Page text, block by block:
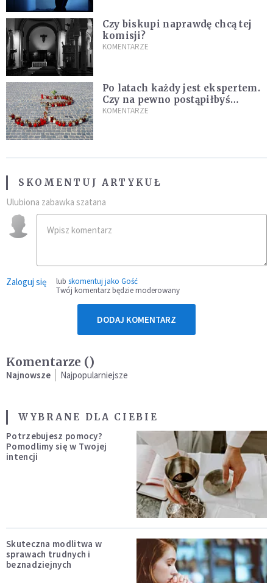
Czy biskupi naprawdę chcą tej
komisji?
KOMENTARZE
Po latach każdy jest ekspertem.
Czy na pewno postąpiłbyś
inaczej?
KOMENTARZE
SKOMENTUJ ARTYKUŁ
Ulubiona zabawka szatana
Zaloguj się lub skomentuj jako Gość
Twój komentarz będzie moderowany
DODAJ KOMENTARZ
Komentarze ()
Najnowsze Najpopularniejsze
WYBRANE DLA CIEBIE
Potrzebujesz pomocy?
Pomodlimy się w Twojej
intencji
Skuteczna modlitwa w
sprawach trudnych i
beznadziejnych